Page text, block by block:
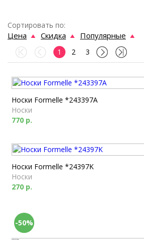
Сортировать по:
Цена Скидка Популярные
1 2 3
Носки Formelle *243397A
Носки
770 р.
Носки Formelle *24397K
Носки
270 р.
-50%